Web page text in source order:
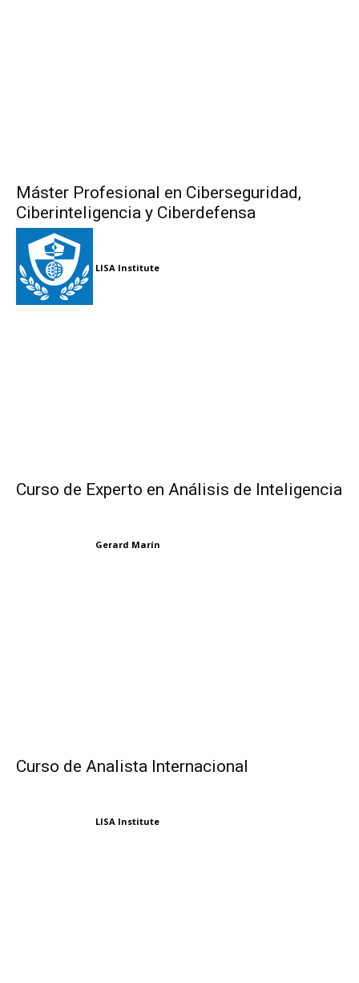
Máster Profesional en Ciberseguridad,
Ciberinteligencia y Ciberdefensa
LISA Institute
Curso de Experto en Análisis de Inteligencia
Gerard Marín
Curso de Analista Internacional
LISA Institute